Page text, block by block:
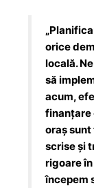
orice
locală.
să
acum,
finanţare
oraş
scrise şi
rigoare
începem